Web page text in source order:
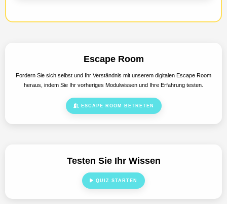
Escape Room
Fordern Sie sich selbst und Ihr Verständnis mit unserem digitalen Escape Room
heraus, indem Sie Ihr vorheriges Modulwissen und Ihre Erfahrung testen.
ESCAPE ROOM BETRETEN
Testen Sie Ihr Wissen
QUIZ STARTEN